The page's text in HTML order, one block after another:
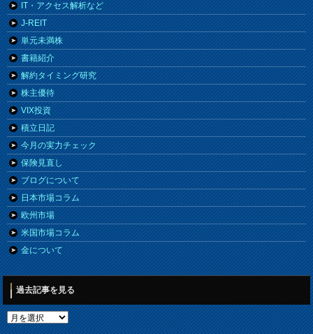
IT・アクセス解析など
J-REIT
単元未満株
書籍紹介
解約タイミング研究
株主優待
VIX投資
積立日記
今月の実力チェック
保険見直し
ブログについて
日本市場コラム
欧州市場
米国市場コラム
金について
過去記事を見る